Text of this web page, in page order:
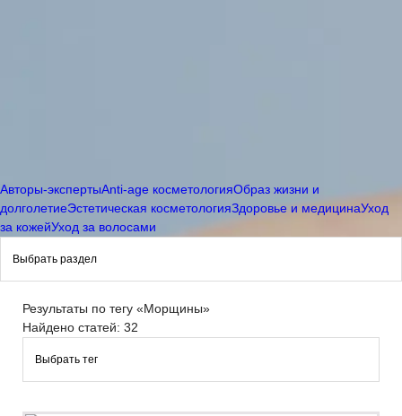
Авторы-экспертыAnti-age косметологияОбраз жизни и
долголетиеЭстетическая косметологияЗдоровье и медицинаУход
за кожейУход за волосами
Результаты по тегу «Морщины»
Найдено статей: 32